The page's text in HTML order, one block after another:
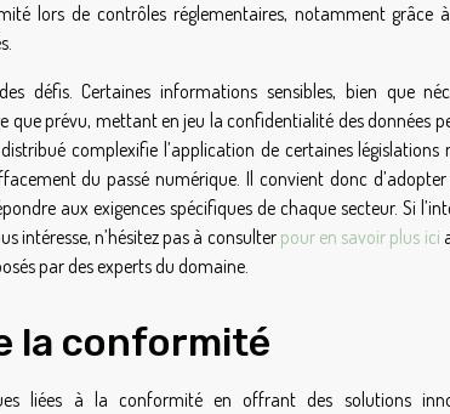
lors de contrôles réglementaires, notamment grâce
défis. Certaines informations sensibles, bien que
prévu, mettant en jeu la confidentialité des données
complexifie l’application de certaines législations
du passé numérique. Il convient donc
aux exigences spécifiques de chaque secteur. Si
intéresse, n’hésitez pas à consulter pour en savoir plus ici
par des experts du domaine.
la conformité
liées à la conformité en offrant des solutions